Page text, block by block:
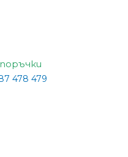
478 479